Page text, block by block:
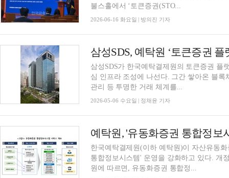
불스홀에서 ‘토큰증권(STO...
2026-06-16 화요일 | 방의진 기자
삼성SDS가 한국예탁결제원의 토큰증권 플
심 인프라 조성에 나선다. 그간 쌓아온 블록
관리 등 투명한 거래 체계를...
2026-05-06 수요일 | 정채윤 기자
예탁원, '유동화증권 통합정보
한국예탁결제원(이하 예탁원)이 자산유동
통합정보시스템' 운영을 강화하고 있다. 개
원에 따르면, 유동화증권 통합정...